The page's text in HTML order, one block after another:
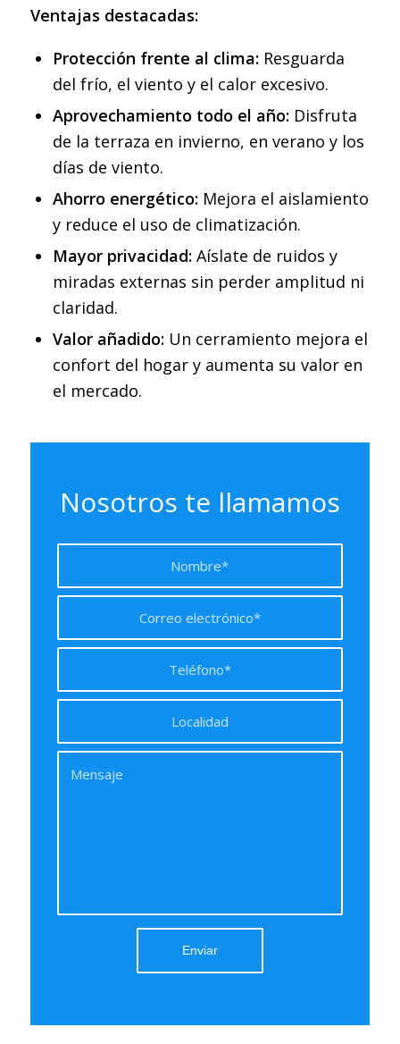
Ventajas destacadas:
Protección frente al clima:Resguarda
del frío, el viento y el calor excesivo.
Aprovechamiento todo el año:Disfruta
de la terraza en invierno, en verano y los
días de viento.
Ahorro energético:Mejora el aislamiento
y reduce el uso de climatización.
Mayor privacidad:Aíslate de ruidos y
miradas externas sin perder amplitud ni
claridad.
Valor añadido:Un cerramiento mejora el
confort del hogar y aumenta su valor en
el mercado.
Nosotros te llamamos